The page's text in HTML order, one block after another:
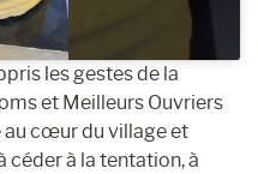
les gestes de la
et Meilleurs Ouvriers
au cœur du village et
céder à la tentation, à